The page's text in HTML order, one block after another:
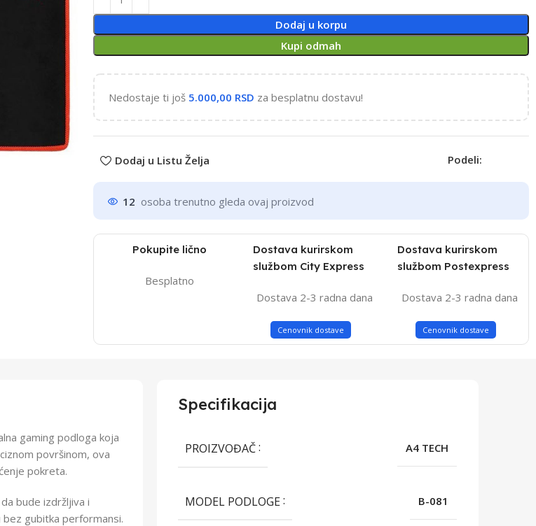
Dodaj u korpu
Kupi odmah
Nedostaje ti još 5.000,00 RSD za besplatnu dostavu!
Dodaj u Listu Želja Podeli:
12 osoba trenutno gleda ovaj proizvod
Pokupite lično
Besplatno
Dostava kurirskom
službom City Express
Dostava 2-3 radna dana
Cenovnik dostave
Dostava kurirskom
službom Postexpress
Dostava 2-3 radna dana
Cenovnik dostave
gaming podloga koja
površinom, ova
pokreta.
bude izdržljiva i
gubitka performansi.
Specifikacija
PROIZVOĐAČ A4 TECH
MODEL PODLOGE B-081